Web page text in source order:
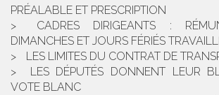
PRÉALABLE ET PRESCRIPTION
CADRES DIRIGEANTS :
DIMANCHES ET JOURS FÉRIÉS
LES LIMITES DU CONTRAT DE
LES DÉPUTÉS DONNENT LEUR
VOTE BLANC